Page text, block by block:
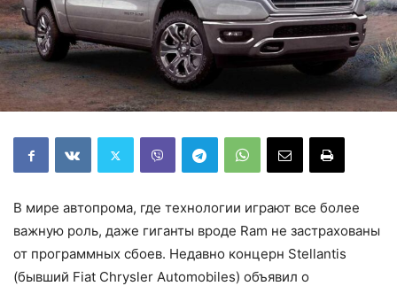
В мире автопрома, где технологии играют все более
важную роль, даже гиганты вроде Ram не застрахованы
от программных сбоев. Недавно концерн Stellantis
(бывший Fiat Chrysler Automobiles) объявил о